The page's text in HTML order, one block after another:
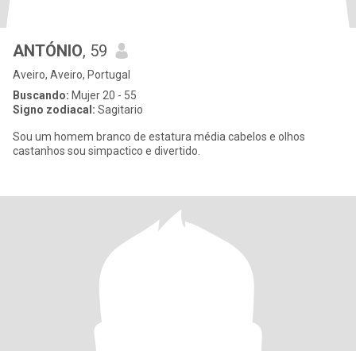
ANTÓNIO, 59
Aveiro, Aveiro, Portugal
Buscando: Mujer 20 - 55
Signo zodiacal: Sagitario
Sou um homem branco de estatura média cabelos e olhos
castanhos sou simpactico e divertido.